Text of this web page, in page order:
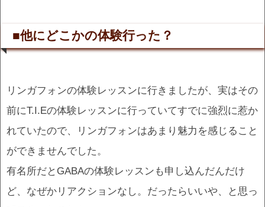
■他にどこかの体験行った？
リンガフォンの体験レッスンに行きましたが、実はその
前にT.I.Eの体験レッスンに行っていてすでに強烈に惹か
れていたので、リンガフォンはあまり魅力を感じること
ができませんでした。
有名所だとGABAの体験レッスンも申し込んだんだけ
ど、なぜかリアクションなし。だったらいいや、と思っ